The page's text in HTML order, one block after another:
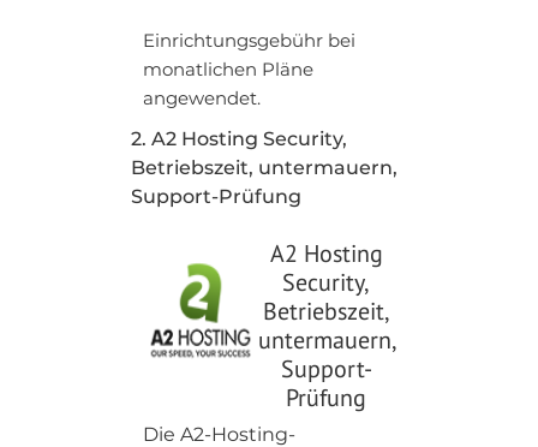
Einrichtungsgebühr bei
monatlichen Pläne
angewendet.
2. A2 Hosting Security,
Betriebszeit, untermauern,
Support-Prüfung
A2 Hosting
Security,
Betriebszeit,
untermauern,
Support-
Prüfung
Die A2-Hosting-